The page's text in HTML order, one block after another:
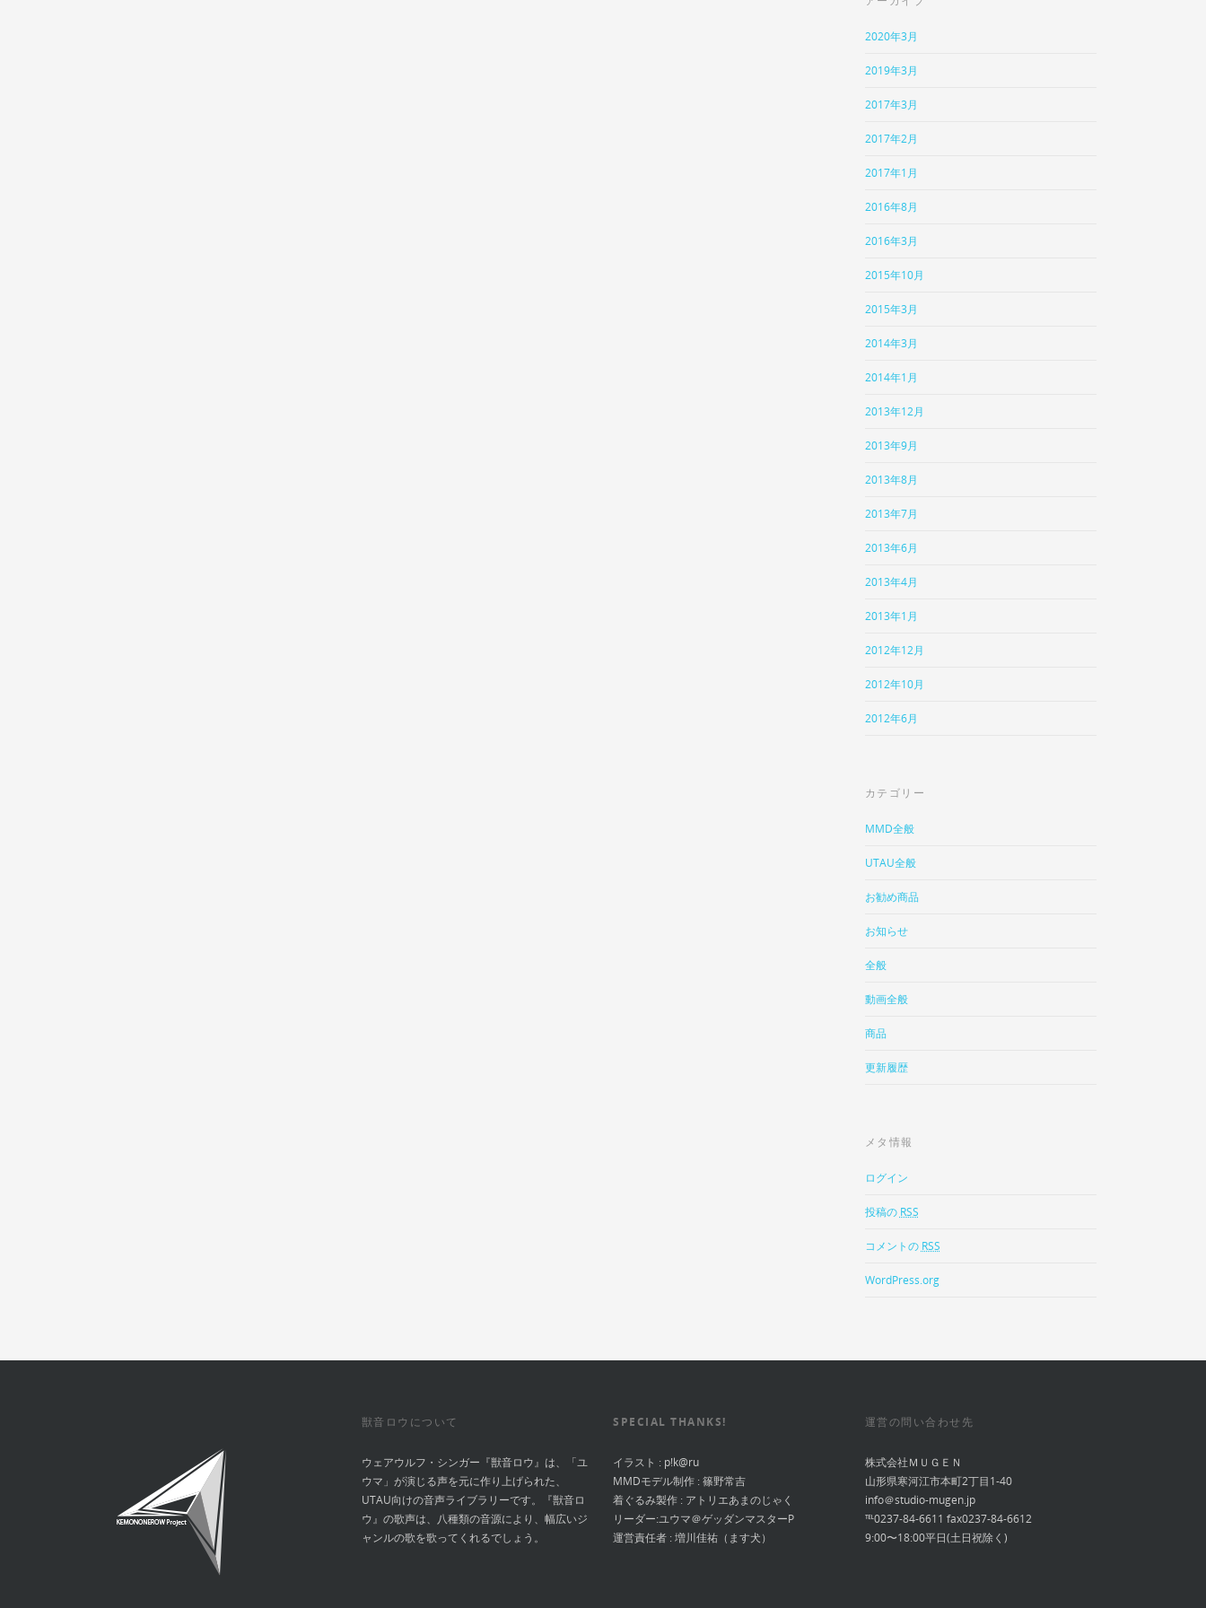
2020年3月
2019年3月
2017年3月
2017年2月
2017年1月
2016年8月
2016年3月
2015年10月
2015年3月
2014年3月
2014年1月
2013年12月
2013年9月
2013年8月
2013年7月
2013年6月
2013年4月
2013年1月
2012年12月
2012年10月
2012年6月
カテゴリー
MMD全般
UTAU全般
お勧め商品
お知らせ
全般
動画全般
商品
更新履歴
メタ情報
ログイン
投稿の RSS
コメントの RSS
WordPress.org
獣音ロウについて
ウェアウルフ・シンガー『獣音ロウ』は、「ユ
ウマ」が演じる声を元に作り上げられた、
UTAU向けの音声ライブラリーです。『獣音ロ
ウ』の歌声は、八種類の音源により、幅広いジ
ャンルの歌を歌ってくれるでしょう。
SPECIAL THANKS!
イラスト : p!k@ru
MMDモデル制作 :篠野常吉
着ぐるみ製作 : アトリエあまのじゃく
リーダー:ユウマ＠ゲッダンマスターP
運営責任者 :増川佳祐（ます犬）
運営の問い合わせ先
株式会社ＭＵＧＥＮ
山形県寒河江市本町2丁目1-40
info＠studio-mugen.jp
℡0237-84-6611 fax0237-84-6612
9:00〜18:00平日(土日祝除く)